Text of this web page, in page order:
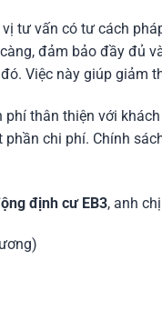
tư vấn có tư cách
đảm bảo đầy đủ
Việc này giúp giảm
thân thiện với
chi phí. Chính
định cư EB3, anh